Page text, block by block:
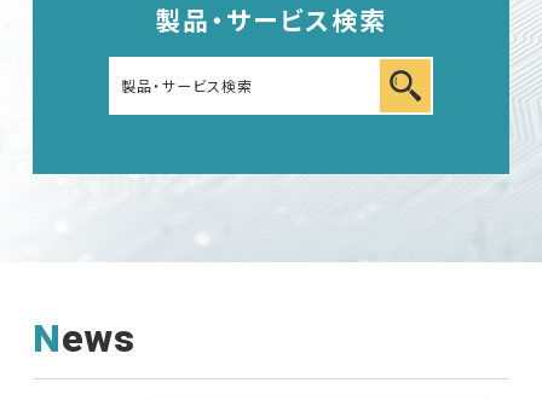
製品・サービス検索
News
車載用EMC試験器